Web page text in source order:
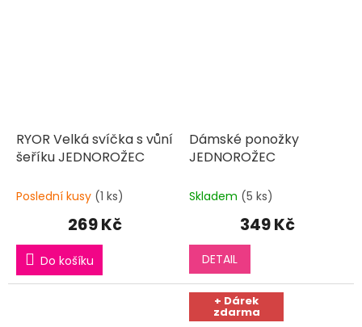
RYOR Velká svíčka s vůní
šeříku JEDNOROŽEC
Poslední kusy (1 ks)
269 Kč
Do košíku
Dámské ponožky
JEDNOROŽEC
Skladem (5 ks)
349 Kč
DETAIL
+ Dárek
zdarma